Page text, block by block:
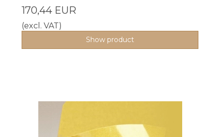
170,44 EUR
(excl. VAT)
Show product